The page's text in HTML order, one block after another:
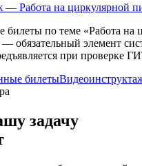
— Работа на циркулярной
билеты по теме «Работа на
обязательный элемент
при проверке
билеты
задачу